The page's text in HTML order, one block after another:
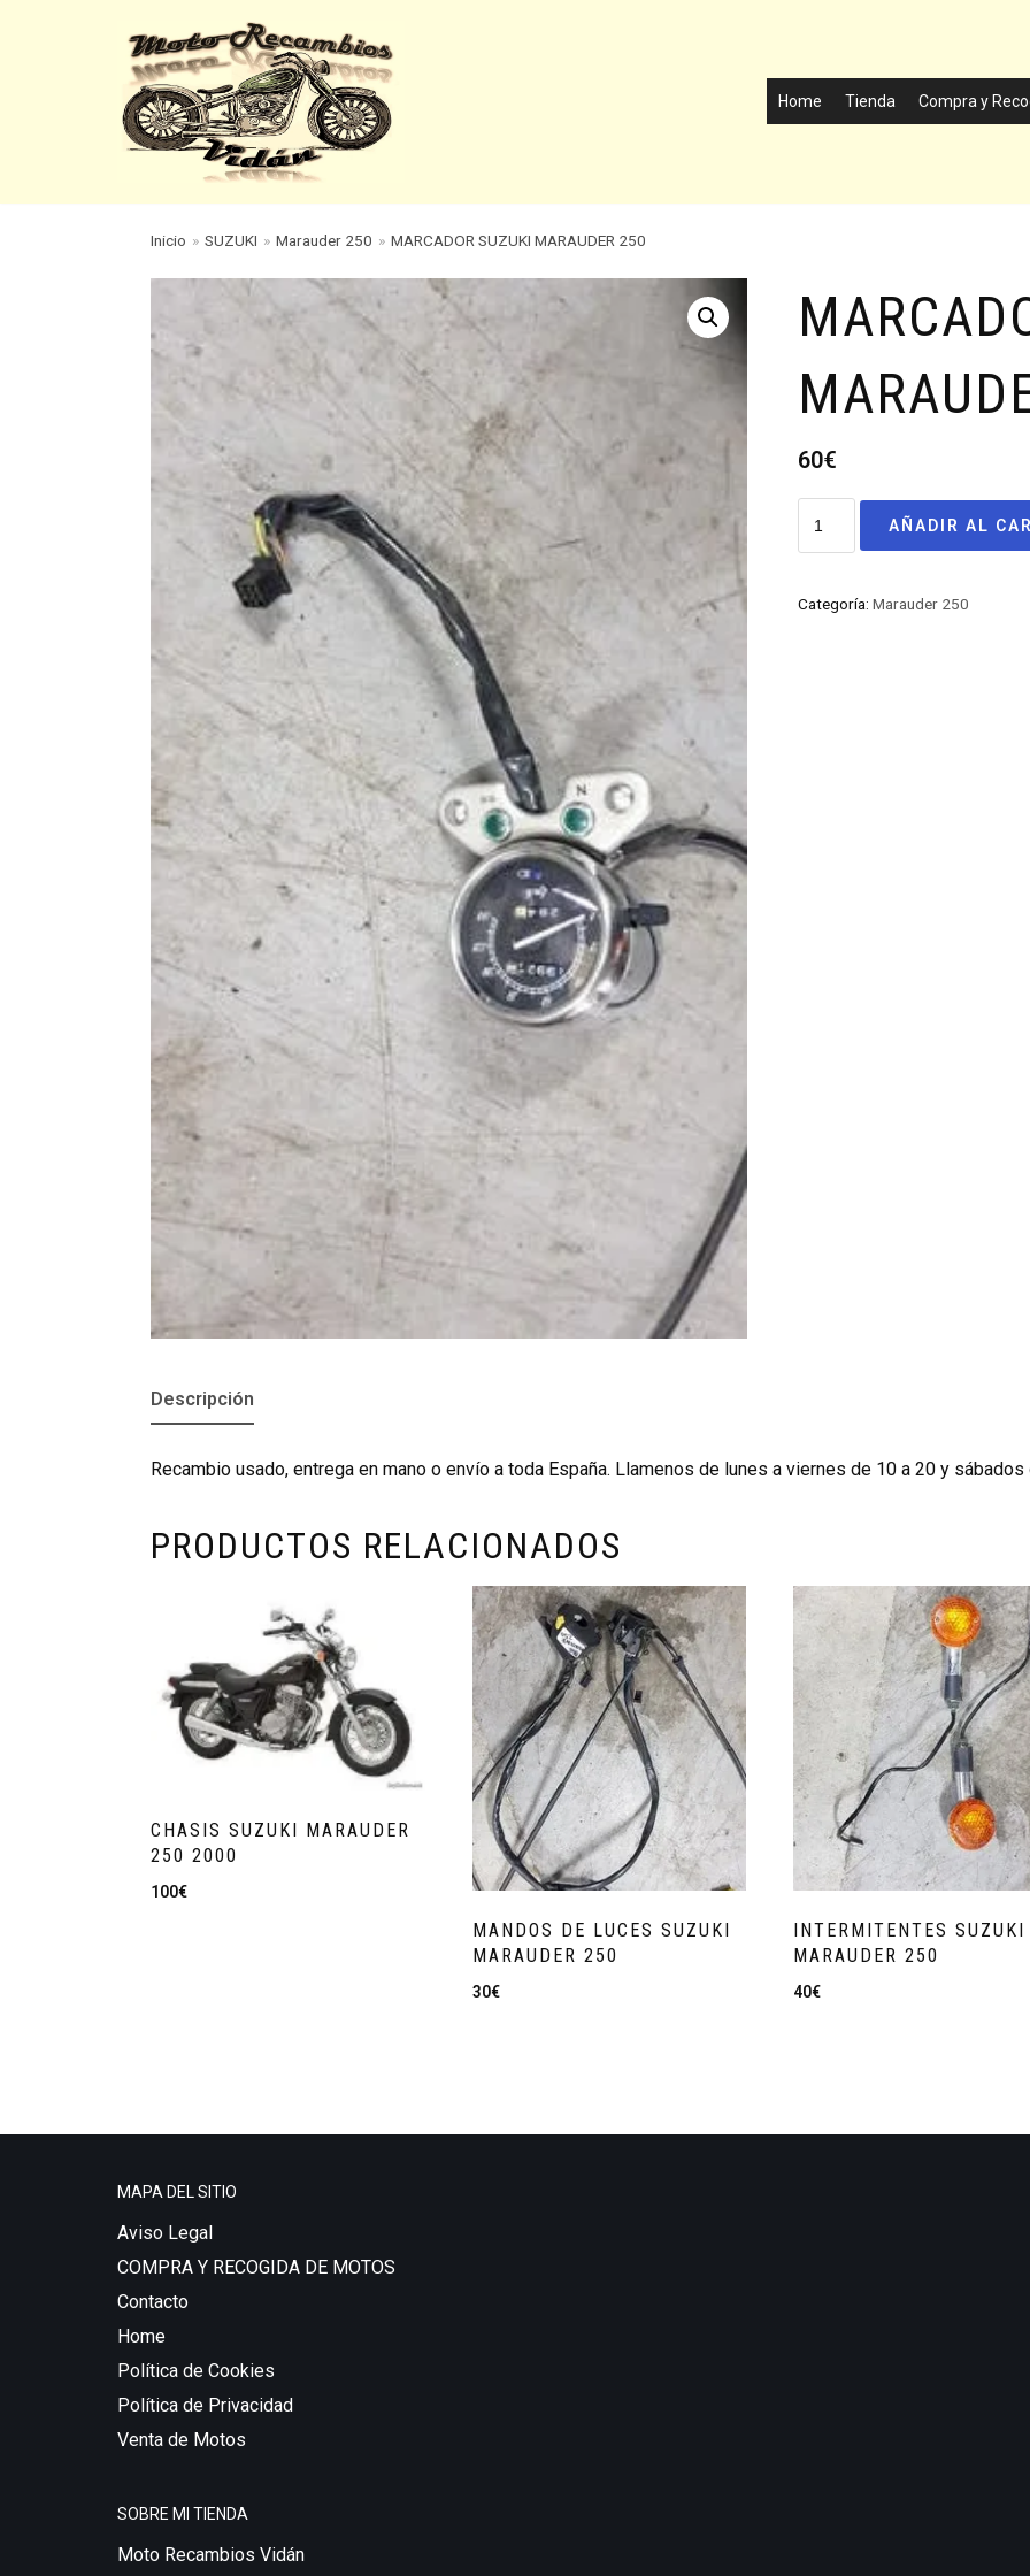
Home Tienda Compra y
Inicio » SUZUKI » Marauder 250 » MARCADOR SUZUKI MARAUDER 250
60€
AÑADIR AL
Categoría: Marauder 250
Descripción
Recambio usado, entrega en mano o envío a toda España. Llamenos de lunes a viernes de 10 a 20 y sábados
PRODUCTOS RELACIONADOS
CHASIS SUZUKI MARAUDER
250 2000
100€
MANDOS DE LUCES SUZUKI
MARAUDER 250
30€
INTERMITENTES SUZUKI
MARAUDER 250
40€
MAPA DEL SITIO
Aviso Legal
COMPRA Y RECOGIDA DE MOTOS
Contacto
Home
Política de Cookies
Política de Privacidad
Venta de Motos
SOBRE MI TIENDA
Moto Recambios Vidán